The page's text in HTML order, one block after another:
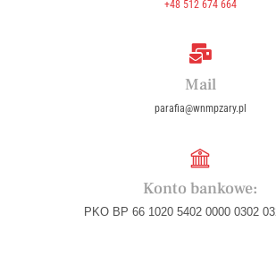
+48 512 674 664
Mail
parafia@wnmpzary.pl
Konto bankowe:
PKO BP 66 1020 5402 0000 0302